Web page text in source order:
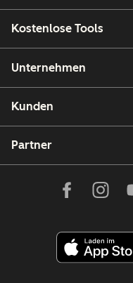
Kostenlose Tools
Unternehmen
Kunden
Partner